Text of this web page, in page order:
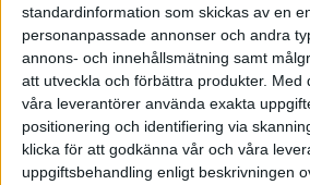
standardinformation som skickas av en
personanpassade annonser och andra
annons- och innehållsmätning samt
att utveckla och förbättra produkter. Med
våra leverantörer använda exakta
positionering och identifiering via
klicka för att godkänna vår och våra
uppgiftsbehandling enligt beskrivningen
Azna69:
Hur döljer man trådar
Längst ned till vänster i tråden finns en
“följer” till “tystat”.